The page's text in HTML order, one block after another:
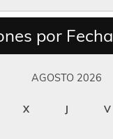
por Fecha
AGOSTO 2026
X J V